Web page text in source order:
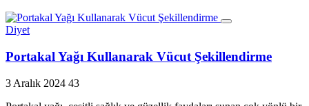
Diyet
Portakal Yağı Kullanarak Vücut Şekillendirme
3 Aralık 2024 43